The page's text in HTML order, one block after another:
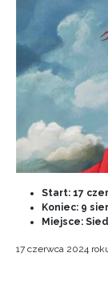
Start: 17
Koniec: 9
Miejsce:
17 czerwca 2024